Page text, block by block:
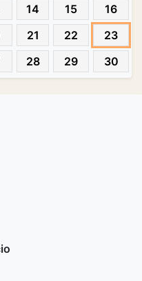
14 15
16
21 22
23
28 29 30